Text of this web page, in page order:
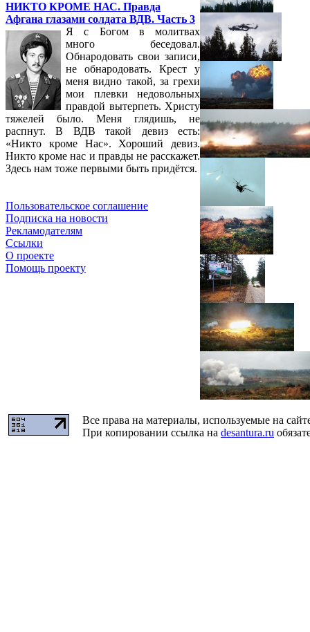
НИКТО КРОМЕ НАС. Правда
Афгана глазами солдата ВДВ. Часть 3
Я с Богом в молитвах
много беседовал.
Обнародовать свои записи,
не обнародовать. Крест у
меня видно такой, за грехи
мои плевки недовольных
правдой вытерпеть. Христу
тяжелей было. Меня глядишь, не
распнут. В ВДВ такой девиз есть:
«Никто кроме Нас». Хороший девиз.
Никто кроме нас и правды не расскажет.
Здесь нам тоже первыми быть придётся.
Пользовательское соглашение
Подписка на новости
Рекламодателям
Ссылки
О проекте
Помощь проекту
Все права на материалы, используемые на
При копировании ссылка на desantura.ru